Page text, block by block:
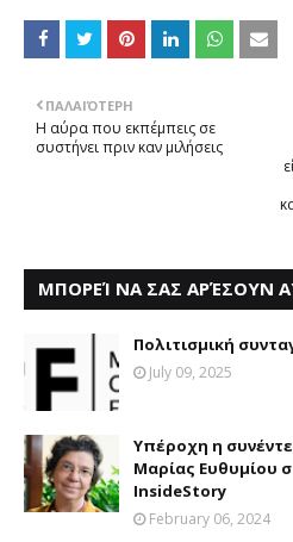
ΠΑΛΑΙΌΤΕΡΗ
Η αύρα που εκπέμπεις σε
συστήνει πριν καν μιλήσεις
ΜΠΟΡΕΊ ΝΑ ΣΑΣ ΑΡΈΣΟΥΝ
Πολιτισμική
July 09, 2025
Υπέροχη η
Μαρίας Ευθυμίου
InsideStory
February 06, 2024